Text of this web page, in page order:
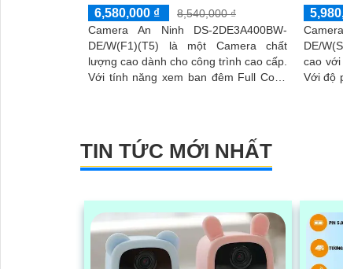
6,580,000 ₫
8,540,000 ₫
Camera An Ninh DS-2DE3A400BW-
DE/W(F1)(T5) là một Camera chất
lượng cao dành cho công trình cao cấp.
Với tính năng xem ban đêm Full Color
DE/
cao
Với độ
TIN TỨC MỚI NHẤT